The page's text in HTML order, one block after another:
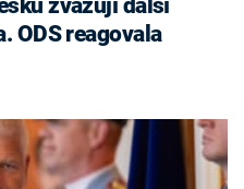
ODS reagovala